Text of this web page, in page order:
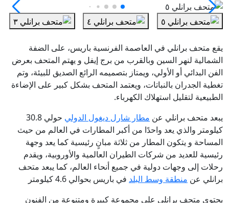
يقع متحف برانلي في العاصمة الفرنسية باريس، على الضفة
الشمالية لنهر السين وبالقرب من برج إيفل و يهتم المتحف بعرض
الفن البدائي أو الأولي، ويمتاز بتصميمه الرائع الصديق للبيئة، وتم
تغطية الجدران بالنباتات، ويعتمد المتحف بشكل كبير على الإضاءة
الطبيعية لتقليل استهلاك الكهرباء.
يبعد متحف برانلي عن مطار شارل ديغول الدولي
حولي 30.8
كيلومتر والذي يعد واحدًا من أكبر المطارات في العالم من حيث
المساحة و يتكون المطار من ثلاثة مبانٍ رئيسية كما يعد وجهة
رئيسية للعديد من شركات الطيران العالمية والأوروبية، ويقدم
رحلات إلى وجهات دولية في جميع أنحاء العالم، كما يبعد متحف
برانلي عن منطقة وسط البلد في باريس بحوالي 4.6 كيلومتر
يحتوي متحف برانلي على مجموعة كبيرة ومتنوعة من الفنون